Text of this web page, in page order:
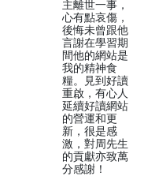
主離世一事，
心有點哀傷，
後悔未曾跟他
言謝在學習期
間他的網站是
我的精神食
糧。見到好讀
重啟，有心人
延續好讀網站
的營運和更
新，很是感
激，對周先生
的貢獻亦致萬
分感謝！